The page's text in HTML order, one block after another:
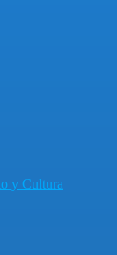
y Cultura